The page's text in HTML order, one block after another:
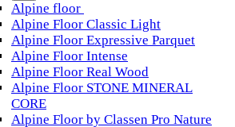
Alpine floor
Alpine Floor Classic Light
Alpine Floor Expressive Parquet
Alpine Floor Intense
Alpine Floor Real Wood
Alpine Floor STONE MINERAL
CORE
Alpine Floor by Classen Pro Nature